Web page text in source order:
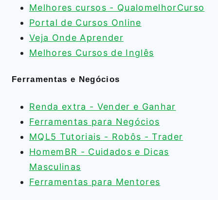
Melhores cursos - QualomelhorCurso
Portal de Cursos Online
Veja Onde Aprender
Melhores Cursos de Inglês
Ferramentas e Negócios
Renda extra - Vender e Ganhar
Ferramentas para Negócios
MQL5 Tutoriais - Robôs - Trader
HomemBR - Cuidados e Dicas
Masculinas
Ferramentas para Mentores